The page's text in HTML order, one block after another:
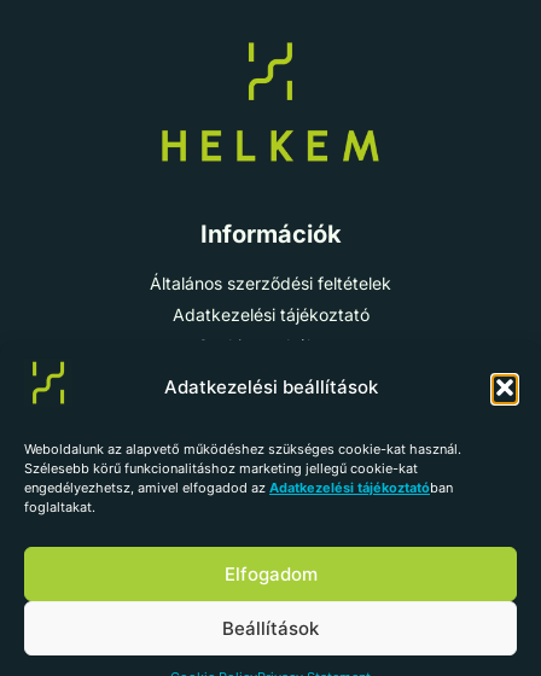
Adatkezelési beállítások
Weboldalunk az alapvető működéshez szükséges cookie-kat használ.
Szélesebb körű funkcionalitáshoz marketing jellegű cookie-kat
engedélyezhetsz, amivel elfogadod az Adatkezelési tájékoztatóban
foglaltakat.
Elfogadom
Beállítások
Információk
Általános szerződési feltételek
Adatkezelési tájékoztató
Cookie-szabályzat
Impresszum
info@helkem.hu
+36 70 784 98 59